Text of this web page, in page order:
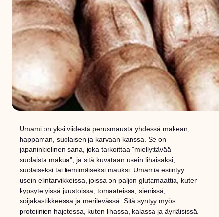
Umami on yksi viidestä perusmausta yhdessä makean,
happaman, suolaisen ja karvaan kanssa. Se on
japaninkielinen sana, joka tarkoittaa "miellyttävää
suolaista makua", ja sitä kuvataan usein lihaisaksi,
suolaiseksi tai liemimäiseksi mauksi. Umamia esiintyy
usein elintarvikkeissa, joissa on paljon glutamaattia, kuten
kypsytetyissä juustoissa, tomaateissa, sienissä,
soijakastikkeessa ja merilevässä. Sitä syntyy myös
proteiinien hajotessa, kuten lihassa, kalassa ja äyriäisissä.